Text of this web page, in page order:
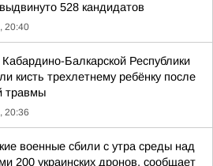
528 кандидатов
20:40
Кабардино-Балкарской Республики
кисть трехлетнему ребёнку после
травмы
20:36
военные сбили с утра среды над
200 украинских дронов, сообщает